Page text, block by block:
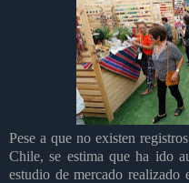
Pese a que no existen
Chile, se estima que ha ido
estudio de mercado